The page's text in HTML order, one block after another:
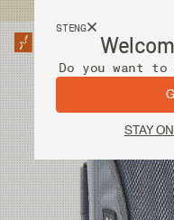
STENG
Do you want
STAY